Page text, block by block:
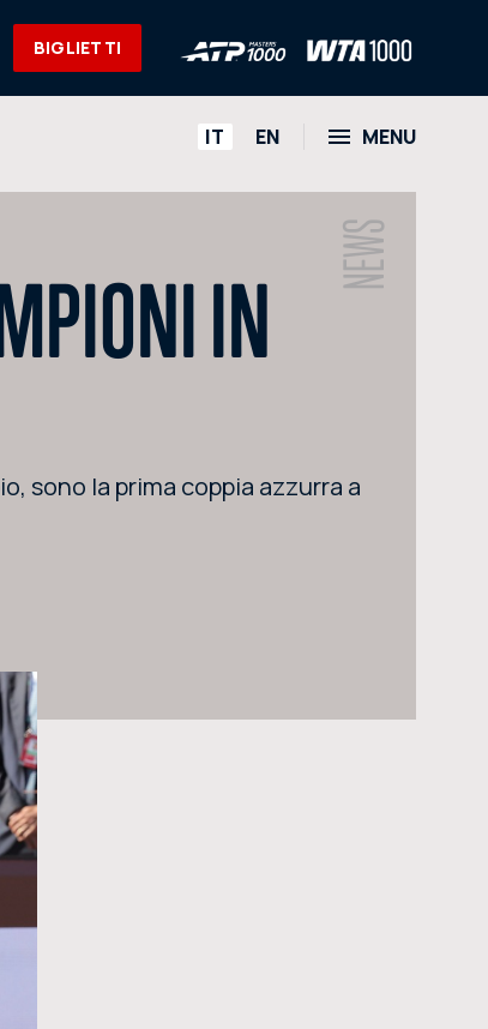
BIGLIETTI
IT EN MENU
NEWS
IN
sono la prima coppia azzurra a
I BIGLIETTI
DEGLI INTERNAZIONALI BNL D’ITALIA DAL VIVO: ACQUISTA I BIGLIETTI CON LA
CENTRALE DEL FORO ITALICO
ORA